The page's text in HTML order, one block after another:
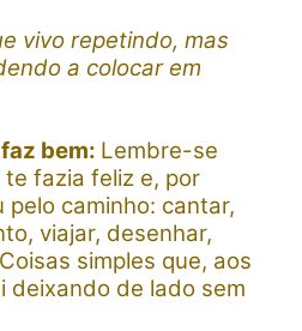
vivo repetindo, mas
a colocar em
bem: Lembre-se
fazia feliz e, por
pelo caminho: cantar,
viajar, desenhar,
simples que, aos
deixando de lado sem